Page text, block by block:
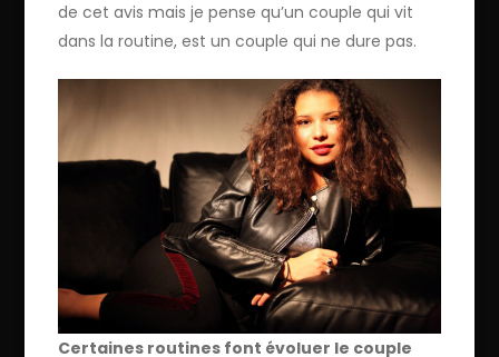
de cet avis mais je pense qu’un couple qui vit
dans la routine, est un couple qui ne dure pas.
Certaines routines font évoluer le couple